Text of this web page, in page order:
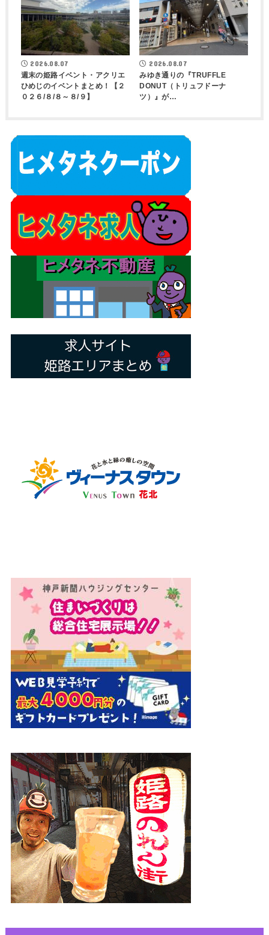
2026.08.07
週末の姫路イベント・アクリエ
ひめじのイベントまとめ！【２
０２６/８/８～８/９】
2026.08.07
みゆき通りの『TRUFFLE
DONUT（トリュフドーナ
ツ）』が…